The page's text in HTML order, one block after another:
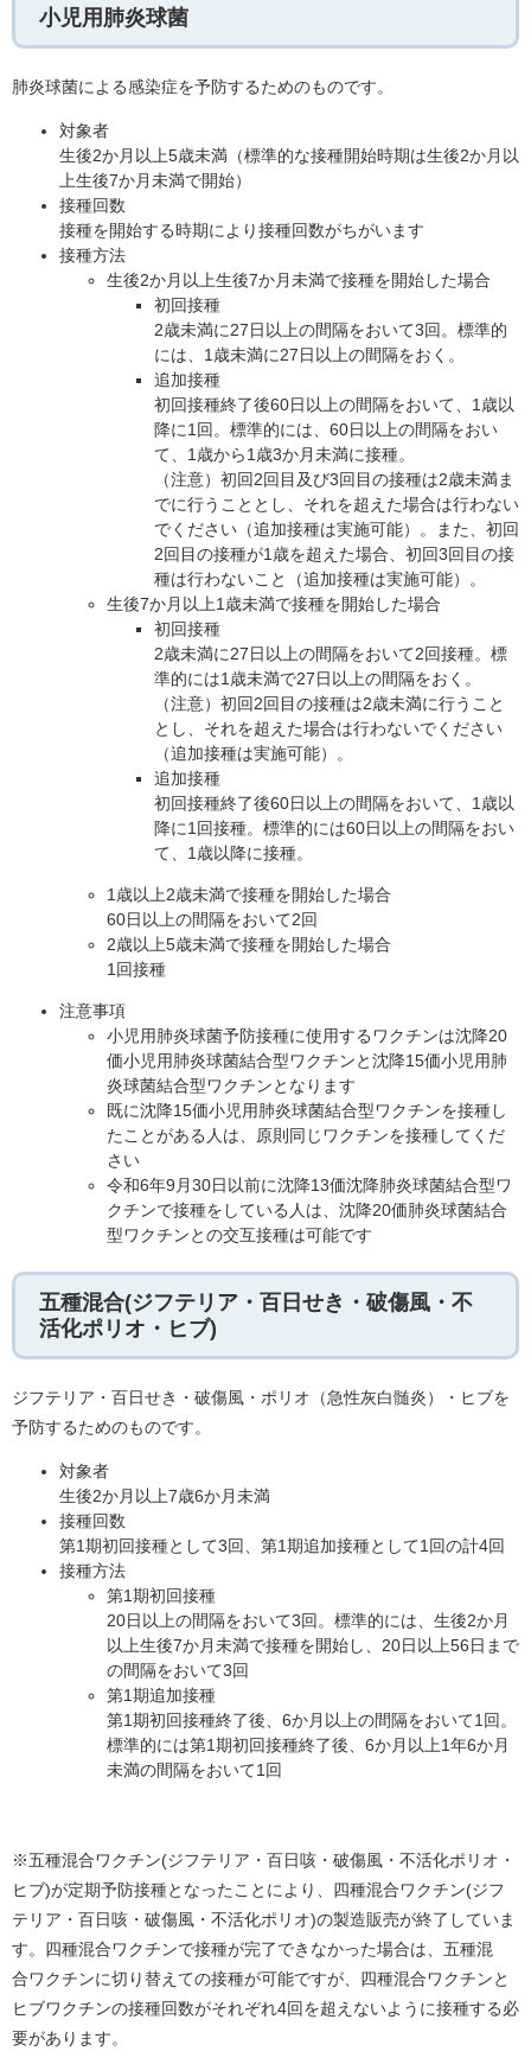
小児用肺炎球菌
肺炎球菌による感染症を予防するためのものです。
対象者
生後2か月以上5歳未満（標準的な接種開始時期は生後2か月以
上生後7か月未満で開始）
接種回数
接種を開始する時期により接種回数がちがいます
接種方法
生後2か月以上生後7か月未満で接種を開始した場合
初回接種
2歳未満に27日以上の間隔をおいて3回。標準的
には、1歳未満に27日以上の間隔をおく。
追加接種
初回接種終了後60日以上の間隔をおいて、1歳以
降に1回。標準的には、60日以上の間隔をおい
て、1歳から1歳3か月未満に接種。
（注意）初回2回目及び3回目の接種は2歳未満ま
でに行うこととし、それを超えた場合は行わない
でください（追加接種は実施可能）。また、初回
2回目の接種が1歳を超えた場合、初回3回目の接
種は行わないこと（追加接種は実施可能）。
生後7か月以上1歳未満で接種を開始した場合
初回接種
2歳未満に27日以上の間隔をおいて2回接種。標
準的には1歳未満で27日以上の間隔をおく。
（注意）初回2回目の接種は2歳未満に行うこと
とし、それを超えた場合は行わないでください
（追加接種は実施可能）。
追加接種
初回接種終了後60日以上の間隔をおいて、1歳以
降に1回接種。標準的には60日以上の間隔をおい
て、1歳以降に接種。
1歳以上2歳未満で接種を開始した場合
60日以上の間隔をおいて2回
2歳以上5歳未満で接種を開始した場合
1回接種
注意事項
小児用肺炎球菌予防接種に使用するワクチンは沈降20
価小児用肺炎球菌結合型ワクチンと沈降15価小児用肺
炎球菌結合型ワクチンとなります
既に沈降15価小児用肺炎球菌結合型ワクチンを接種し
たことがある人は、原則同じワクチンを接種してくだ
さい
令和6年9月30日以前に沈降13価沈降肺炎球菌結合型ワ
クチンで接種をしている人は、沈降20価肺炎球菌結合
型ワクチンとの交互接種は可能です
五種混合(ジフテリア・百日せき・破傷風・不
活化ポリオ・ヒブ)
ジフテリア・百日せき・破傷風・ポリオ（急性灰白髄炎）・ヒブを
予防するためのものです。
対象者
生後2か月以上7歳6か月未満
接種回数
第1期初回接種として3回、第1期追加接種として1回の計4回
接種方法
第1期初回接種
20日以上の間隔をおいて3回。標準的には、生後2か月
以上生後7か月未満で接種を開始し、20日以上56日まで
の間隔をおいて3回
第1期追加接種
第1期初回接種終了後、6か月以上の間隔をおいて1回。
標準的には第1期初回接種終了後、6か月以上1年6か月
未満の間隔をおいて1回
※五種混合ワクチン(ジフテリア・百日咳・破傷風・不活化ポリオ・
ヒブ)が定期予防接種となったことにより、四種混合ワクチン(ジフ
テリア・百日咳・破傷風・不活化ポリオ)の製造販売が終了していま
す。四種混合ワクチンで接種が完了できなかった場合は、五種混
合ワクチンに切り替えての接種が可能ですが、四種混合ワクチンと
ヒブワクチンの接種回数がそれぞれ4回を超えないように接種する必
要があります。